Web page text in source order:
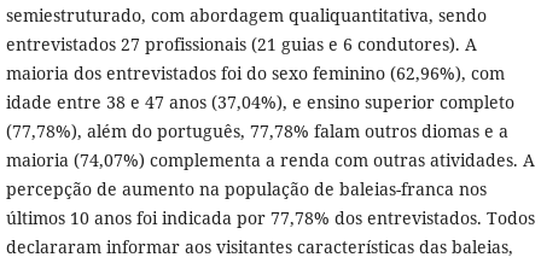
semiestruturado, com abordagem qualiquantitativa, sendo
entrevistados 27 profissionais (21 guias e 6 condutores). A
maioria dos entrevistados foi do sexo feminino (62,96%), com
idade entre 38 e 47 anos (37,04%), e ensino superior completo
(77,78%), além do português, 77,78% falam outros diomas e a
maioria (74,07%) complementa a renda com outras atividades. A
percepção de aumento na população de baleias-franca nos
últimos 10 anos foi indicada por 77,78% dos entrevistados. Todos
declararam informar aos visitantes características das baleias,